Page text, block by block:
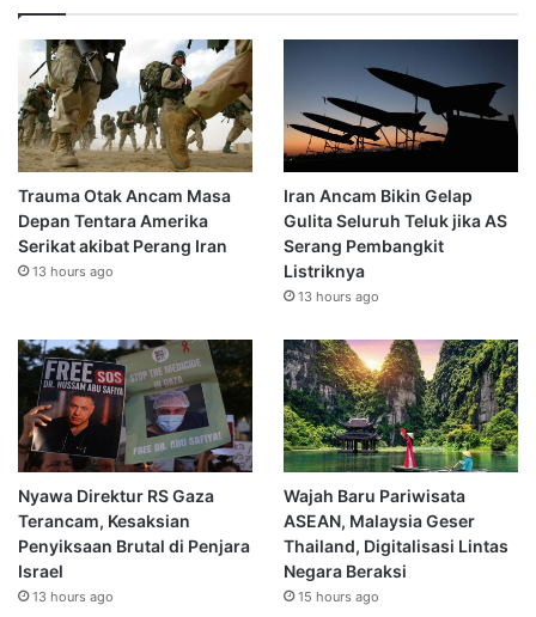
Trauma Otak Ancam Masa
Depan Tentara Amerika
Serikat akibat Perang Iran
13 hours ago
Iran Ancam Bikin Gelap
Gulita Seluruh Teluk jika AS
Serang Pembangkit
Listriknya
13 hours ago
Nyawa Direktur RS Gaza
Terancam, Kesaksian
Penyiksaan Brutal di Penjara
Israel
13 hours ago
Wajah Baru Pariwisata
ASEAN, Malaysia Geser
Thailand, Digitalisasi Lintas
Negara Beraksi
15 hours ago